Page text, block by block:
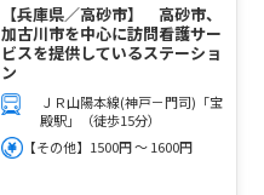
【兵庫県／高砂市】 高砂市、
加古川市を中心に訪問看護サー
ビスを提供しているステーショ
ン
ＪＲ山陽本線(神戸－門司)「宝
殿駅」（徒歩15分）
【その他】1500円 ～ 1600円